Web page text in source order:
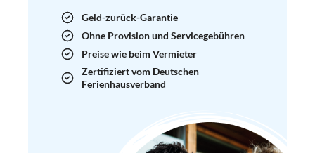
Geld-zurück-Garantie
Ohne Provision und Servicegebühren
Preise wie beim Vermieter
Zertifiziert vom Deutschen
Ferienhausverband